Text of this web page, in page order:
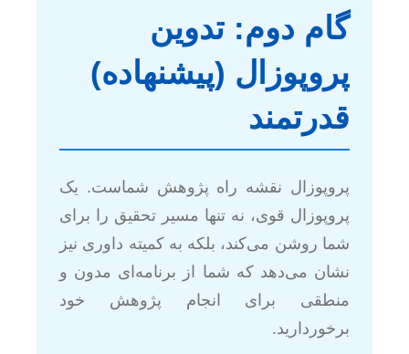
گام دوم: تدوین
پروپوزال (پیشنهاده)
قدرتمند
پروپوزال نقشه راه پژوهش شماست. یک
پروپوزال قوی، نه تنها مسیر تحقیق را برای
شما روشن می‌کند، بلکه به کمیته داوری نیز
نشان می‌دهد که شما از برنامه‌ای مدون و
منطقی برای انجام پژوهش خود
برخوردارید.